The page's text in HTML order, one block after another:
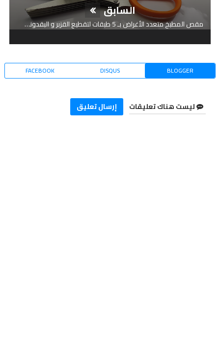
السابق
مقص المطبخ متعدد الأغراض بـ 5 طبقات لتقطيع القزبر و البقدونس Scissors Herb Spices Cutter 5 Layer
BLOGGER
DISQUS
FACEBOOK
ليست هناك تعليقات إرسال تعليق